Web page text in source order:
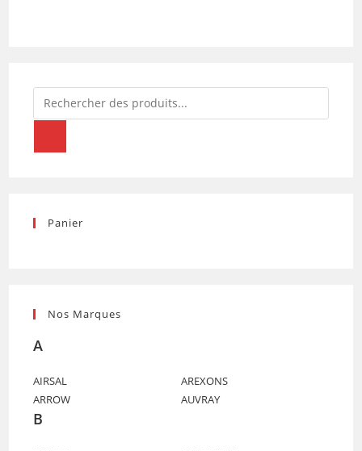
Recherche
de
Panier
Nos Marques
A
AIRSAL
AREXONS
ARROW
AUVRAY
B